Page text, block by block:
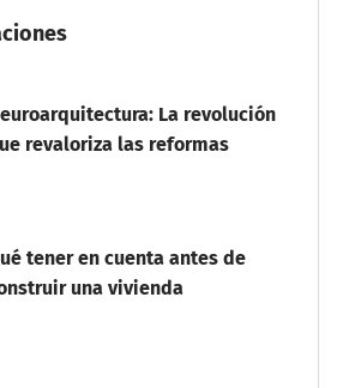
La revolución
revaloriza las reformas
tener en cuenta antes de
una vivienda